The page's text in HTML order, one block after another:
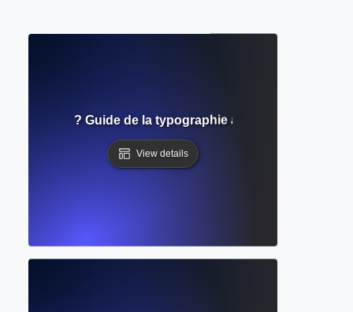
? Guide de la typographie académique et de
View details